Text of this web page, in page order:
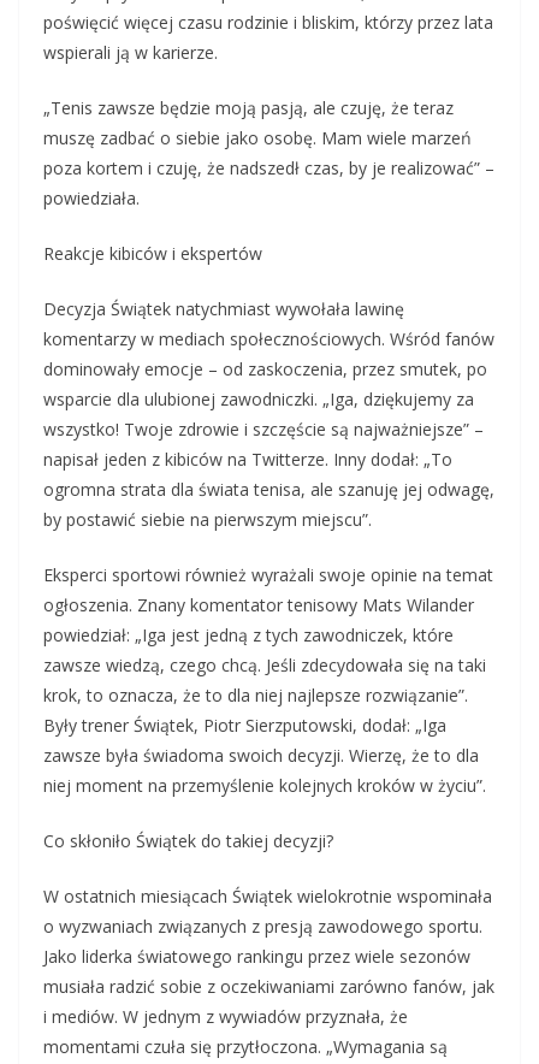
poświęcić więcej czasu rodzinie i bliskim, którzy przez lata
wspierali ją w karierze.
„Tenis zawsze będzie moją pasją, ale czuję, że teraz
muszę zadbać o siebie jako osobę. Mam wiele marzeń
poza kortem i czuję, że nadszedł czas, by je realizować” –
powiedziała.
Reakcje kibiców i ekspertów
Decyzja Świątek natychmiast wywołała lawinę
komentarzy w mediach społecznościowych. Wśród fanów
dominowały emocje – od zaskoczenia, przez smutek, po
wsparcie dla ulubionej zawodniczki. „Iga, dziękujemy za
wszystko! Twoje zdrowie i szczęście są najważniejsze” –
napisał jeden z kibiców na Twitterze. Inny dodał: „To
ogromna strata dla świata tenisa, ale szanuję jej odwagę,
by postawić siebie na pierwszym miejscu”.
Eksperci sportowi również wyrażali swoje opinie na temat
ogłoszenia. Znany komentator tenisowy Mats Wilander
powiedział: „Iga jest jedną z tych zawodniczek, które
zawsze wiedzą, czego chcą. Jeśli zdecydowała się na taki
krok, to oznacza, że to dla niej najlepsze rozwiązanie”.
Były trener Świątek, Piotr Sierzputowski, dodał: „Iga
zawsze była świadoma swoich decyzji. Wierzę, że to dla
niej moment na przemyślenie kolejnych kroków w życiu”.
Co skłoniło Świątek do takiej decyzji?
W ostatnich miesiącach Świątek wielokrotnie wspominała
o wyzwaniach związanych z presją zawodowego sportu.
Jako liderka światowego rankingu przez wiele sezonów
musiała radzić sobie z oczekiwaniami zarówno fanów, jak
i mediów. W jednym z wywiadów przyznała, że
momentami czuła się przytłoczona. „Wymagania są